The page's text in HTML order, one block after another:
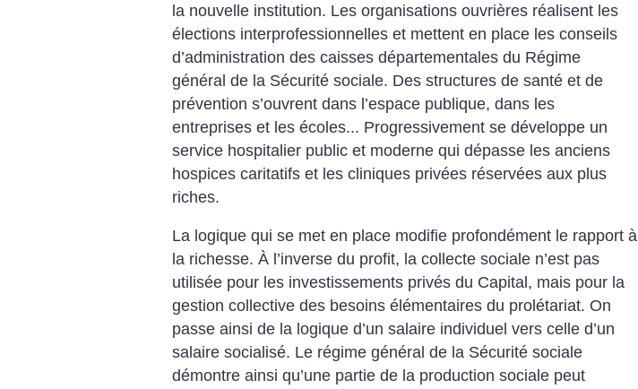
la nouvelle institution. Les organisations ouvrières réalisent les
élections interprofessionnelles et mettent en place les conseils
d’administration des caisses départementales du Régime
général de la Sécurité sociale. Des structures de santé et de
prévention s’ouvrent dans l’espace publique, dans les
entreprises et les écoles... Progressivement se développe un
service hospitalier public et moderne qui dépasse les anciens
hospices caritatifs et les cliniques privées réservées aux plus
riches.
La logique qui se met en place modifie profondément le rapport à
la richesse. À l’inverse du profit, la collecte sociale n’est pas
utilisée pour les investissements privés du Capital, mais pour la
gestion collective des besoins élémentaires du prolétariat. On
passe ainsi de la logique d’un salaire individuel vers celle d’un
salaire socialisé. Le régime général de la Sécurité sociale
démontre ainsi qu’une partie de la production sociale peut